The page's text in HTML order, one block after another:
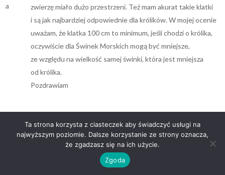
zwierzę miało dużo przestrzeni. Też mam akurat takie klatki
i są jak najbardziej odpowiednie dla królików. W mojej ocenie
uważam, że klatka 100 cm to minimum, jeśli chodzi o królika,
oczywiście dla Świnek Morskich mogą być mniejsze,
ze względu na wielkość samej świnki, która jest mniejsza
od królika.
Pozdrawiam
Tamaradnia o godz.
Kupiłam taką klatkę z domkiem piętrowym, długość 120 cm,
czyli największą z dostępnych i przyznam szczerze,
Ta strona korzysta z ciasteczek aby świadczyć usługi na
najwyższym poziomie. Dalsze korzystanie ze strony oznacza,
że zgadzasz się na ich użycie.
Zgoda